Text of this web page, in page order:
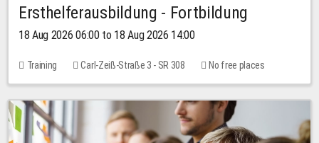
Ersthelferausbildung - Fortbildung
18 Aug 2026 06:00 to 18 Aug 2026 14:00
Training Carl-Zeiß-Straße 3 - SR 308 No free places